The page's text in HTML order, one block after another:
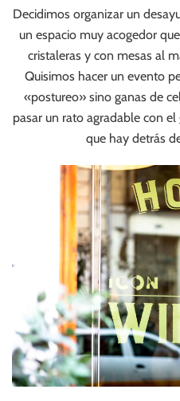
Decidimos organizar un
un espacio muy acogedor
cristaleras y con mesas al
Quisimos hacer un evento
«postureo» sino ganas de
pasar un rato agradable con
que hay detrás